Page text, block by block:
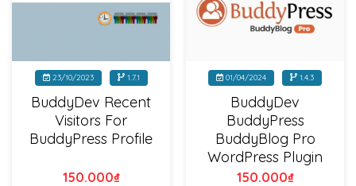
23/10/2023 1.7.1
BuddyDev Recent
Visitors For
BuddyPress Profile
150.000₫
01/04/2024 1.4.3
BuddyDev
BuddyPress
BuddyBlog Pro
WordPress Plugin
150.000₫